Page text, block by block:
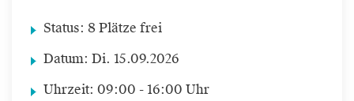
Status: 8 Plätze frei
Datum: Di. 15.09.2026
Uhrzeit: 09:00 - 16:00 Uhr